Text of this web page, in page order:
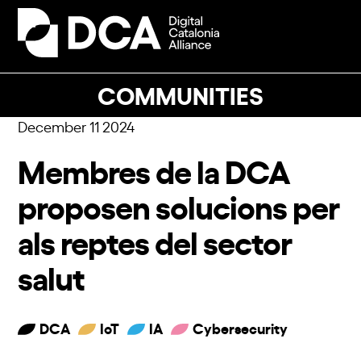
Skip
content
COMMUNITIES
Open
mobile
Close
mobile
December 11 2024
Membres de la DCA
proposen solucions per
als reptes del sector
salut
DCA IoT IA Cybersecurity